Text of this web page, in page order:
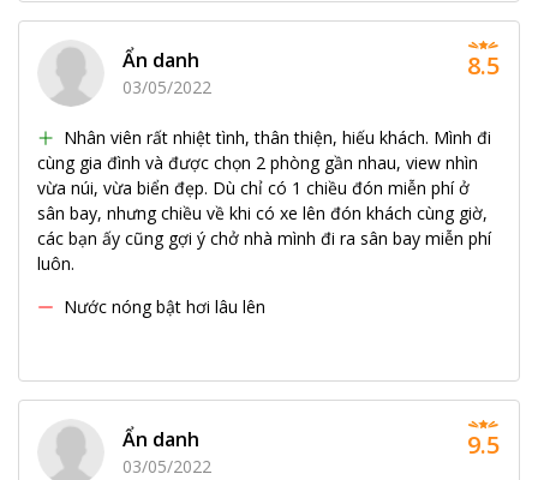
Ẩn danh
03/05/2022
Nhân viên rất nhiệt tình, thân thiện, hiếu khách. Mình đi
cùng gia đình và được chọn 2 phòng gần nhau, view nhìn
vừa núi, vừa biển đẹp. Dù chỉ có 1 chiều đón miễn phí ở
sân bay, nhưng chiều về khi có xe lên đón khách cùng giờ,
các bạn ấy cũng gợi ý chở nhà mình đi ra sân bay miễn phí
luôn.
Nước nóng bật hơi lâu lên
8.5
Ẩn danh
03/05/2022
9.5